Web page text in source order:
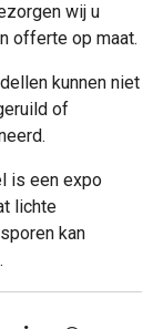
wij u
offerte op maat.
kunnen niet
of
is een expo
lichte
kan